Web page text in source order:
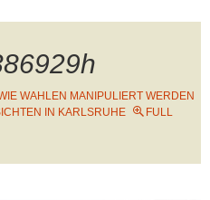
WAHLEN MANIPULIERT WERDEN
IN KARLSRUHE
FULL